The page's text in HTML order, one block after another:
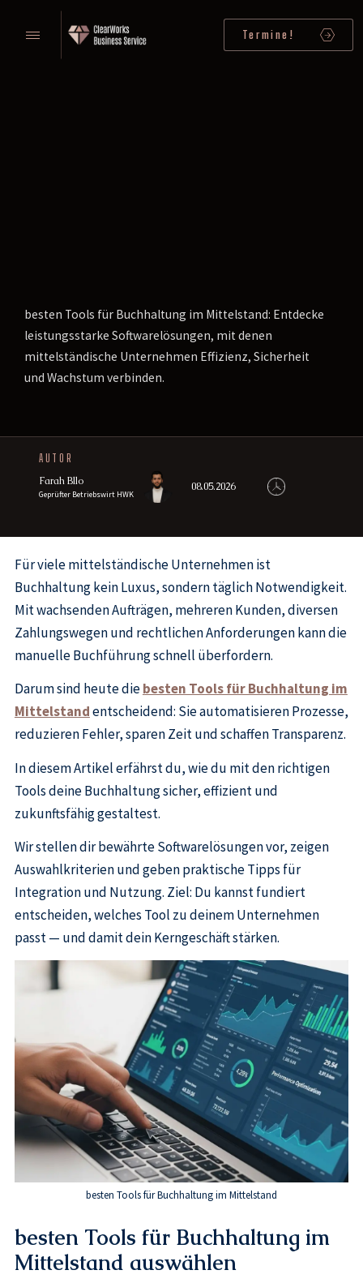
Termine!
besten Tools für Buchhaltung im Mittelstand: Entdecke
leistungsstarke Softwarelösungen, mit denen
mittelständische Unternehmen Effizienz, Sicherheit
und Wachstum verbinden.
AUTOR
Farah Bllo
Geprüfter Betriebswirt HWK
08.05.2026
Für viele mittelständische Unternehmen ist
Buchhaltung kein Luxus, sondern täglich Notwendigkeit.
Mit wachsenden Aufträgen, mehreren Kunden, diversen
Zahlungswegen und rechtlichen Anforderungen kann die
manuelle Buchführung schnell überfordern.
Darum sind heute diebesten Tools für Buchhaltung im
Mittelstandentscheidend: Sie automatisieren Prozesse,
reduzieren Fehler, sparen Zeit und schaffen Transparenz.
In diesem Artikel erfährst du, wie du mit den richtigen
Tools deine Buchhaltung sicher, effizient und
zukunftsfähig gestaltest.
Wir stellen dir bewährte Softwarelösungen vor, zeigen
Auswahlkriterien und geben praktische Tipps für
Integration und Nutzung. Ziel: Du kannst fundiert
entscheiden, welches Tool zu deinem Unternehmen
passt — und damit dein Kerngeschäft stärken.
besten Tools für Buchhaltung im Mittelstand
besten Tools für Buchhaltung im
Mittelstand auswählen